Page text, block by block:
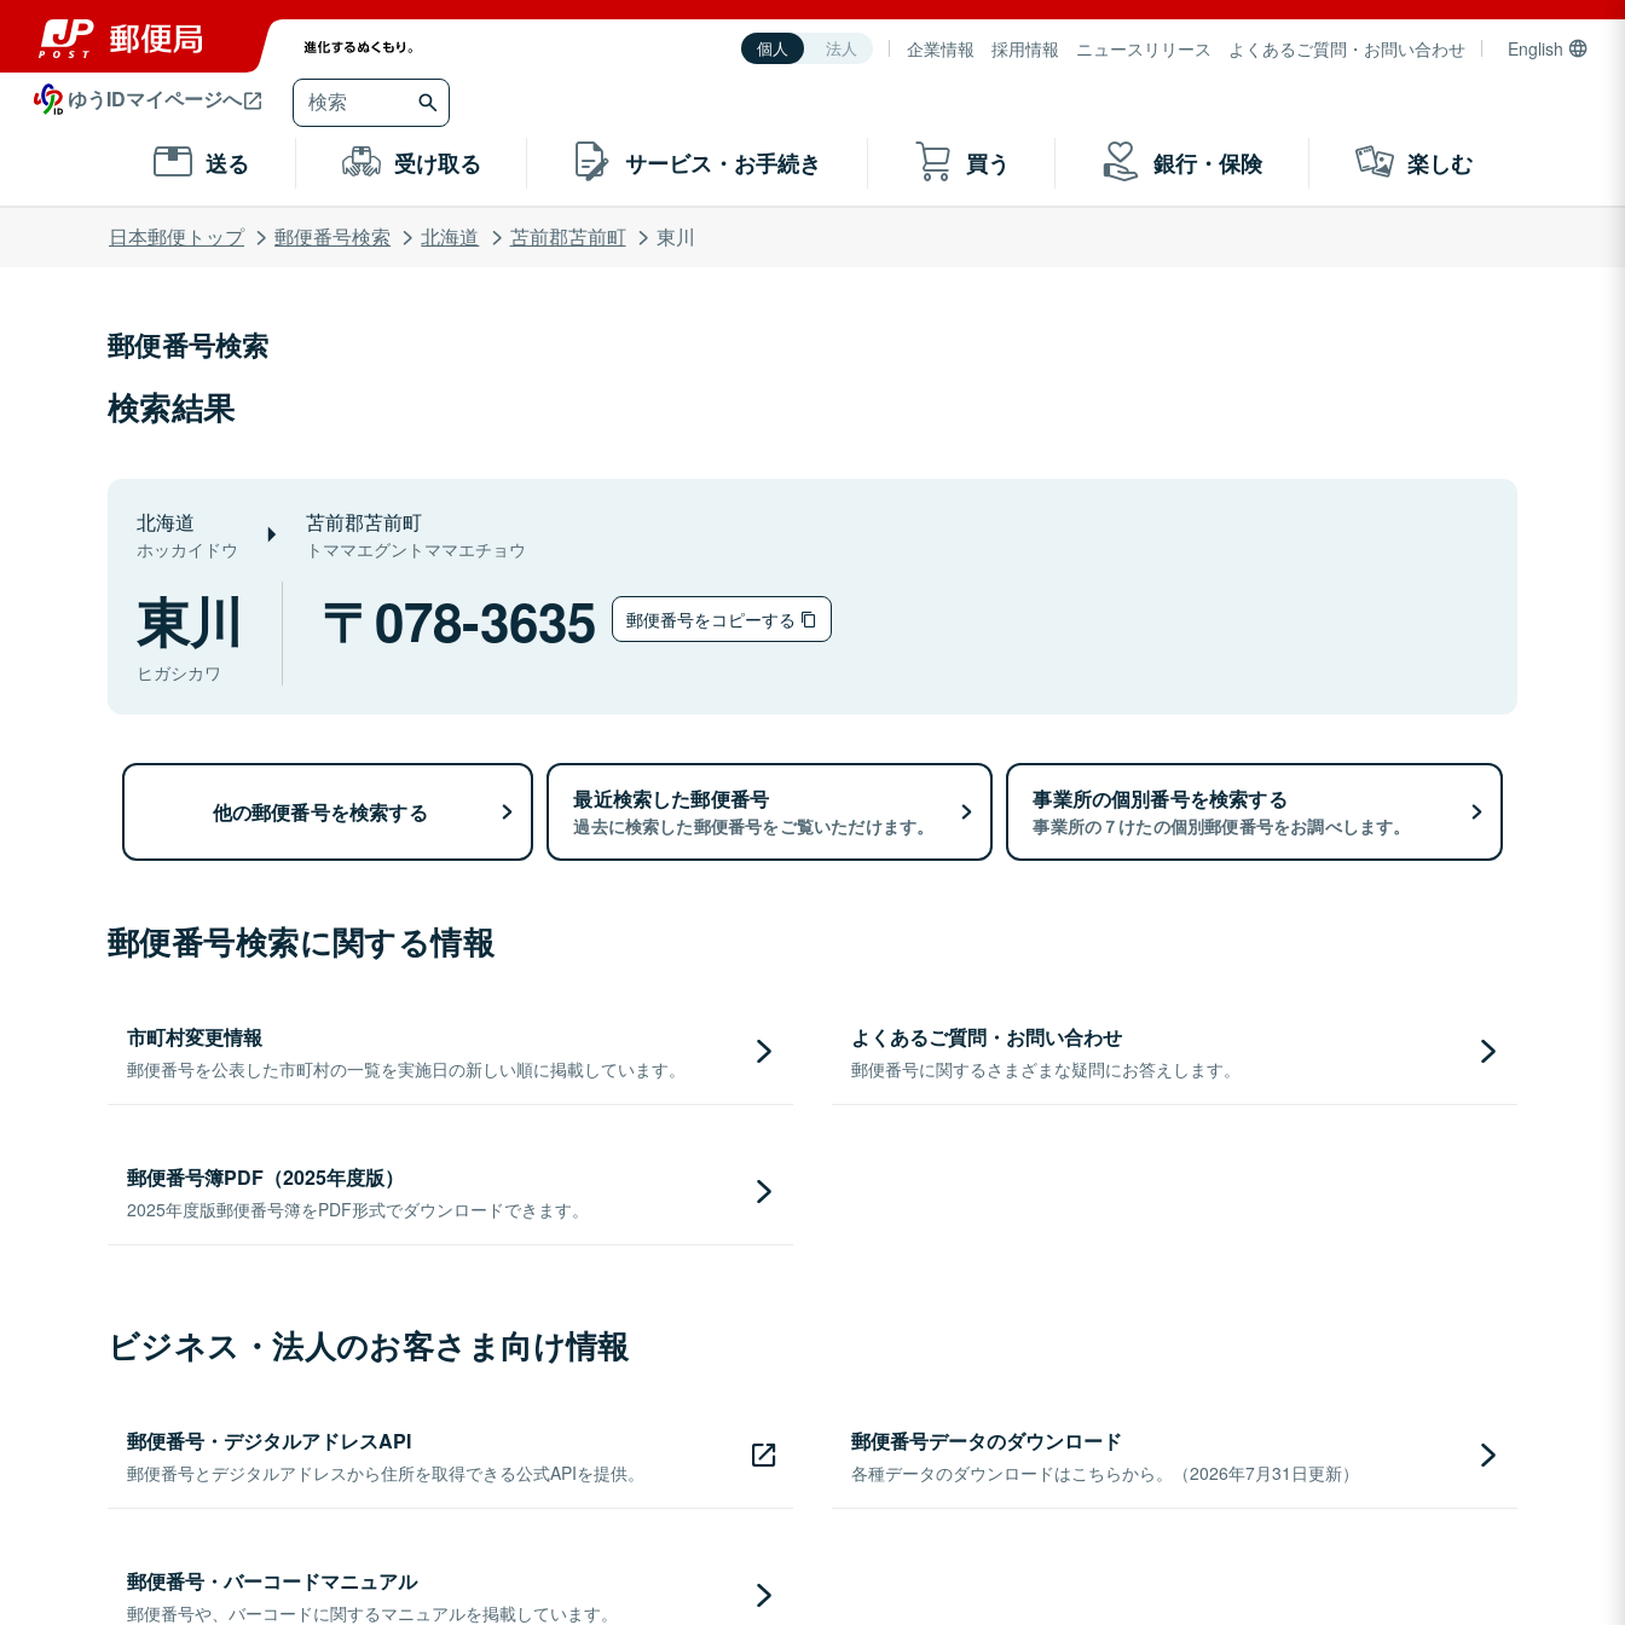
個人 法人 企業情報 採用情報 ニュースリリース よくあるご質問・お問い合わせ English
ゆうIDマイページへ
送る 受け取る サービス・お手続き 買う 銀行・保険 楽しむ
日本郵便トップ 郵便番号検索 北海道 苫前郡苫前町 東川
郵便番号検索
検索結果
北海道
ホッカイドウ
苫前郡苫前町
トママエグントママエチョウ
東川
ヒガシカワ
078-3635 郵便番号をコピーする
他の郵便番号を検索する 最近検索した郵便番号
過去に検索した郵便番号をご覧いただけます。
事業所の個別番号を検索する
事業所の７けたの個別郵便番号をお調べします。
郵便番号検索に関する情報
市町村変更情報
郵便番号を公表した市町村の一覧を実施日の新しい順に掲載しています。
よくあるご質問・お問い合わせ
郵便番号に関するさまざまな疑問にお答えします。
郵便番号簿PDF（2025年度版）
2025年度版郵便番号簿をPDF形式でダウンロードできます。
ビジネス・法人のお客さま向け情報
郵便番号・デジタルアドレスAPI
郵便番号とデジタルアドレスから住所を取得できる公式APIを提供。
郵便番号データのダウンロード
各種データのダウンロードはこちらから。（2026年7月31日更新）
郵便番号・バーコードマニュアル
郵便番号や、バーコードに関するマニュアルを掲載しています。